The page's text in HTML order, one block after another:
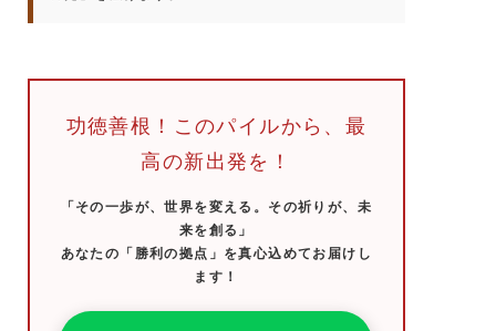
功徳善根！このパイルから、最
高の新出発を！
「その一歩が、世界を変える。その祈りが、未
来を創る」
あなたの「勝利の拠点」を真心込めてお届けし
ます！